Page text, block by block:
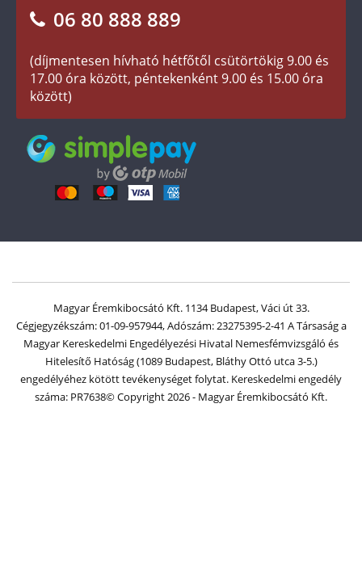
Süti (cookies)Beállítások
Az érmék és érmek ára és értéke
Gyakran ismételt kérdések
06 80 888 889
(díjmentesen hívható hétfőtől csütörtökig 9.00 és
17.00 óra között, péntekenként 9.00 és 15.00 óra
között)
Magyar Éremkibocsátó Kft. 1134 Budapest, Váci út 33.
Cégjegyzékszám: 01-09-957944, Adószám: 23275395-2-41 A Társaság a
Magyar Kereskedelmi Engedélyezési Hivatal Nemesfémvizsgáló és
Hitelesítő Hatóság (1089 Budapest, Bláthy Ottó utca 3-5.)
engedélyéhez kötött tevékenységet folytat. Kereskedelmi engedély
száma: PR7638© Copyright 2026 - Magyar Éremkibocsátó Kft.